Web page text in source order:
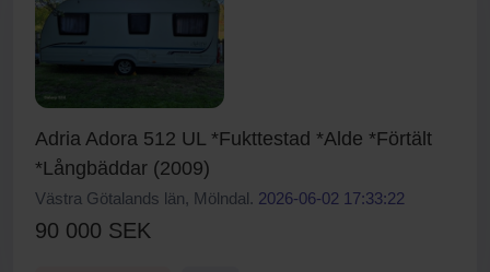
Adria Adora 512 UL *Fukttestad *Alde *Förtält
*Långbäddar (2009)
Västra Götalands län, Mölndal. 2026-06-02 17:33:22
90 000 SEK